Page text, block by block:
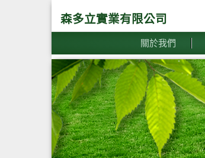
森多立實業有限公司
關於我們